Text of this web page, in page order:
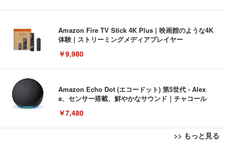
Amazon Fire TV Stick 4K Plus | 映画館のような4K
体験 | ストリーミングメディアプレイヤー
￥9,980
Amazon Echo Dot (エコードット) 第5世代 - Alex
a、センサー搭載、鮮やかなサウンド｜チャコール
￥7,480
>> もっと見る